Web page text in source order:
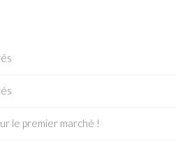
le premier marché !